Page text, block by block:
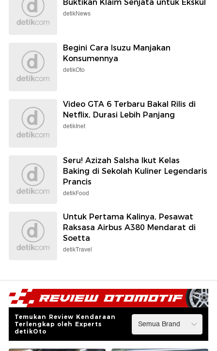
Buktikan Klaim Senjata untuk Ekskul
detikNews
Begini Cara Isuzu Manjakan
Konsumennya
detikOto
Video GTA 6 Terbaru Bakal Rilis di
Netflix, Durasi Lebih Panjang
detikInet
Seru! Azizah Salsha Ikut Kelas
Baking di Sekolah Kuliner Legendaris
Prancis
detikFood
Untuk Pertama Kalinya, Pesawat
Raksasa Airbus A380 Mendarat di
Soetta
detikTravel
Temukan Review Kendaraan
Terlengkap oleh Experts
detikOto